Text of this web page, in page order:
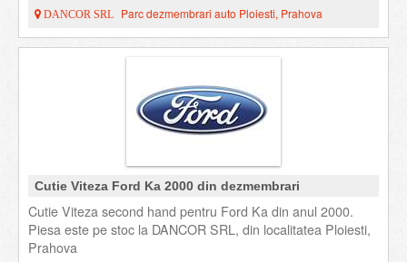
DANCOR SRL Parc dezmembrari auto Ploiesti, Prahova
Cutie Viteza Ford Ka 2000 din dezmembrari
Cutie Viteza second hand pentru Ford Ka din anul 2000.
Piesa este pe stoc la DANCOR SRL, din localitatea Ploiesti,
Prahova